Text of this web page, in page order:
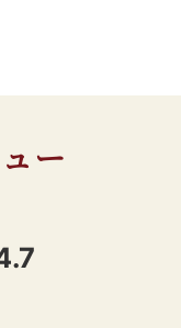
とが好
ながり
らしを
ティー
ー